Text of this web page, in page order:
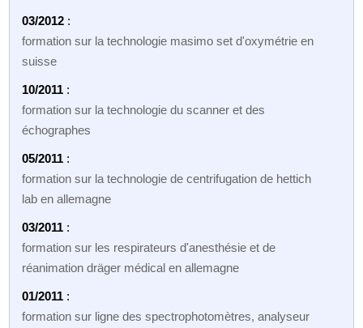
03/2012 :
formation sur la technologie masimo set d'oxymétrie en
suisse
10/2011 :
formation sur la technologie du scanner et des
échographes
05/2011 :
formation sur la technologie de centrifugation de hettich
lab en allemagne
03/2011 :
formation sur les respirateurs d'anesthésie et de
réanimation dräger médical en allemagne
01/2011 :
formation sur ligne des spectrophotomètres, analyseur